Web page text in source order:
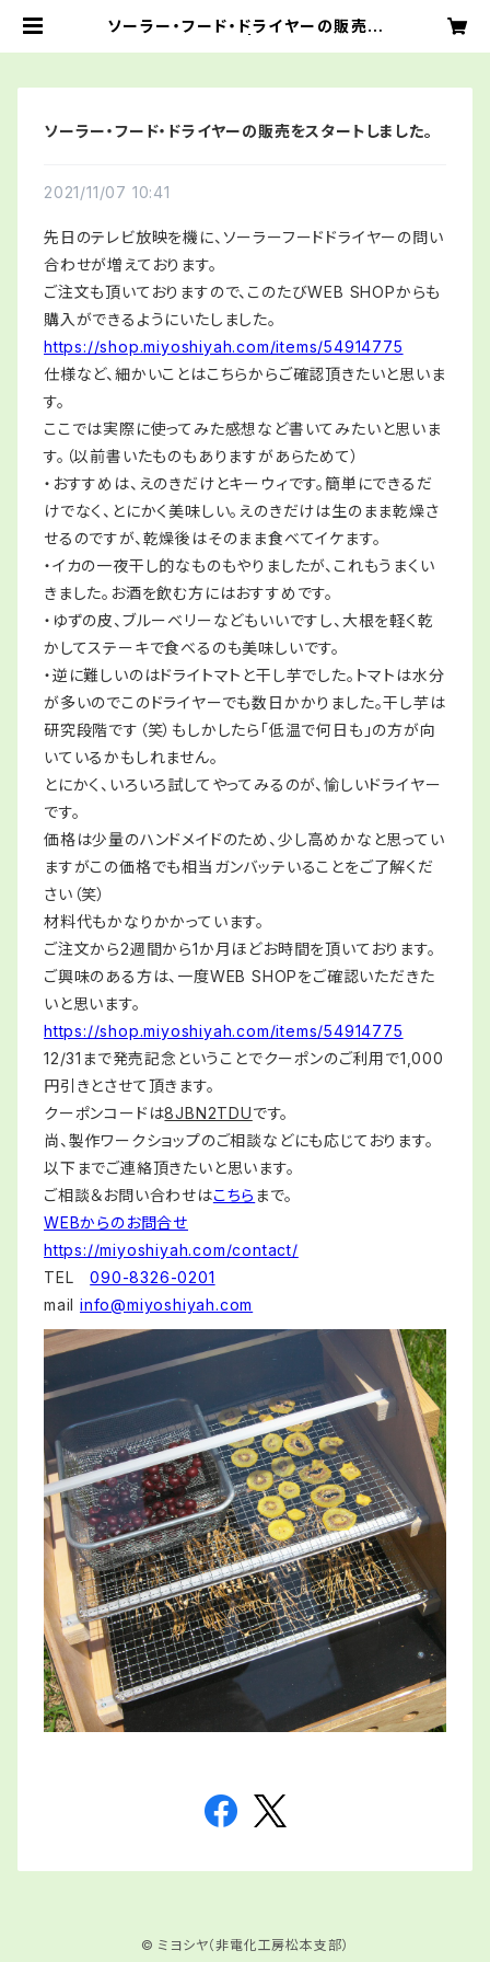
ソーラー・フード・ドライヤーの販売を
ソーラー・フード・ドライヤーの販売をスタートしました。
2021/11/07 10:41
先日のテレビ放映を機に、ソーラーフードドライヤーの問い
合わせが増えております。
ご注文も頂いておりますので、このたびWEB SHOPからも
購入ができるようにいたしました。
https://shop.miyoshiyah.com/items/54914775
仕様など、細かいことはこちらからご確認頂きたいと思いま
す。
ここでは実際に使ってみた感想など書いてみたいと思いま
す。（以前書いたものもありますがあらためて）
・おすすめは、えのきだけとキーウィです。簡単にできるだ
けでなく、とにかく美味しい。えのきだけは生のまま乾燥さ
せるのですが、乾燥後はそのまま食べてイケます。
・イカの一夜干し的なものもやりましたが、これもうまくい
きました。お酒を飲む方にはおすすめです。
・ゆずの皮、ブルーベリーなどもいいですし、大根を軽く乾
かしてステーキで食べるのも美味しいです。
・逆に難しいのはドライトマトと干し芋でした。トマトは水分
が多いのでこのドライヤーでも数日かかりました。干し芋は
研究段階です（笑）もしかしたら「低温で何日も」の方が向
いているかもしれません。
とにかく、いろいろ試してやってみるのが、愉しいドライヤー
です。
価格は少量のハンドメイドのため、少し高めかなと思ってい
ますがこの価格でも相当ガンバッテいることをご了解くだ
さい（笑）
材料代もかなりかかっています。
ご注文から2週間から1か月ほどお時間を頂いております。
ご興味のある方は、一度WEB SHOPをご確認いただきた
いと思います。
https://shop.miyoshiyah.com/items/54914775
12/31まで発売記念ということでクーポンのご利用で1,000
円引きとさせて頂きます。
クーポンコードは8JBN2TDUです。
尚、製作ワークショップのご相談などにも応じております。
以下までご連絡頂きたいと思います。
ご相談＆お問い合わせはこちら まで。
WEBからのお問合せ
https://miyoshiyah.com/contact/
TEL090-8326-0201
mail info@miyoshiyah.com
© ミヨシヤ（非電化工房松本支部）